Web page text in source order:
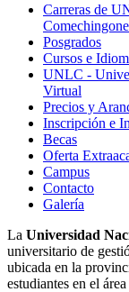
Carreras de
Posgrados
Cursos e
UNLC -
Virtual
Precios y
Inscripción e
Becas
Oferta
Campus
Contacto
Galería
La Universidad
universitario de
ubicada en la
estudiantes en el